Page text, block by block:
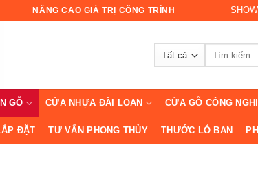
NÂNG CAO GIÁ TRỊ CÔNG TRÌNH
GỖ CỬA NHỰA ĐÀI LOAN CỬA GỖ CÔNG
ĐẶT TƯ VẤN PHONG THỦY THƯỚC LỖ BAN